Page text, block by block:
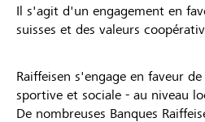
Il s'agit d'un engagement en
suisses et des valeurs
Raiffeisen s'engage en faveur
sportive et sociale - au niveau
De nombreuses Banques